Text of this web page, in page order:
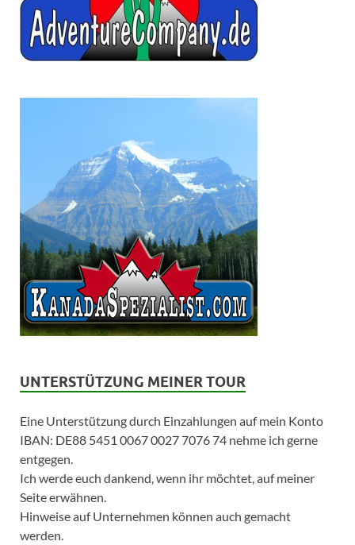
UNTERSTÜTZUNG MEINER TOUR
Eine Unterstützung durch Einzahlungen auf mein Konto
IBAN: DE88 5451 0067 0027 7076 74 nehme ich gerne
entgegen.
Ich werde euch dankend, wenn ihr möchtet, auf meiner
Seite erwähnen.
Hinweise auf Unternehmen können auch gemacht
werden.